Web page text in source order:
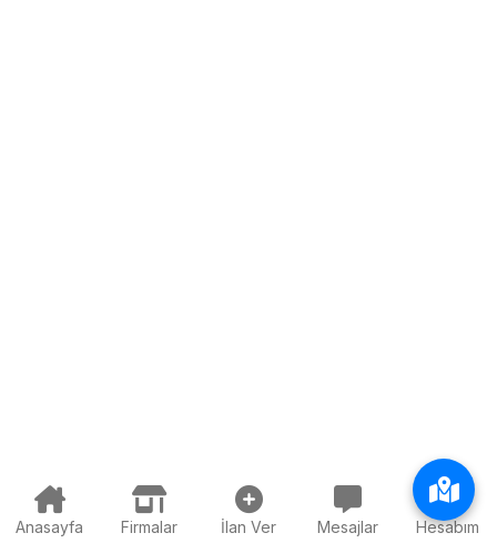
Anasayfa Firmalar İlan Ver Mesajlar Hesabım